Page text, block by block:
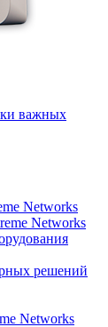
важных
Networks
Networks
решений
Networks